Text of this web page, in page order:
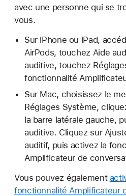
avec une personne qui se
vous.
Sur iPhone ou iPad,
AirPods, touchez Aide
auditive, touchez
fonctionnalité
Sur Mac, choisissez le
Réglages Système,
la barre latérale gauche,
auditive. Cliquez sur
auditif, puis activez la
Amplificateur de
Vous pouvez également
fonctionnalité Amplificateur